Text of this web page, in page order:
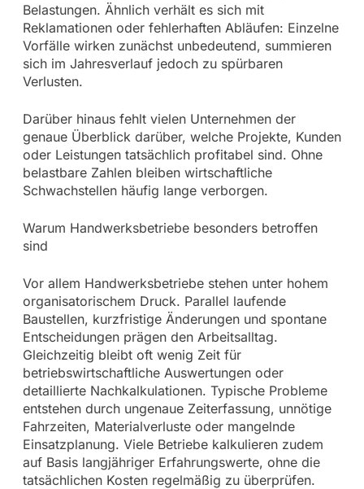
Belastungen. Ähnlich verhält es sich mit
Reklamationen oder fehlerhaften Abläufen: Einzelne
Vorfälle wirken zunächst unbedeutend, summieren
sich im Jahresverlauf jedoch zu spürbaren
Verlusten.
Darüber hinaus fehlt vielen Unternehmen der
genaue Überblick darüber, welche Projekte, Kunden
oder Leistungen tatsächlich profitabel sind. Ohne
belastbare Zahlen bleiben wirtschaftliche
Schwachstellen häufig lange verborgen.
Warum Handwerksbetriebe besonders betroffen
sind
Vor allem Handwerksbetriebe stehen unter hohem
organisatorischem Druck. Parallel laufende
Baustellen, kurzfristige Änderungen und spontane
Entscheidungen prägen den Arbeitsalltag.
Gleichzeitig bleibt oft wenig Zeit für
betriebswirtschaftliche Auswertungen oder
detaillierte Nachkalkulationen. Typische Probleme
entstehen durch ungenaue Zeiterfassung, unnötige
Fahrzeiten, Materialverluste oder mangelnde
Einsatzplanung. Viele Betriebe kalkulieren zudem
auf Basis langjähriger Erfahrungswerte, ohne die
tatsächlichen Kosten regelmäßig zu überprüfen.